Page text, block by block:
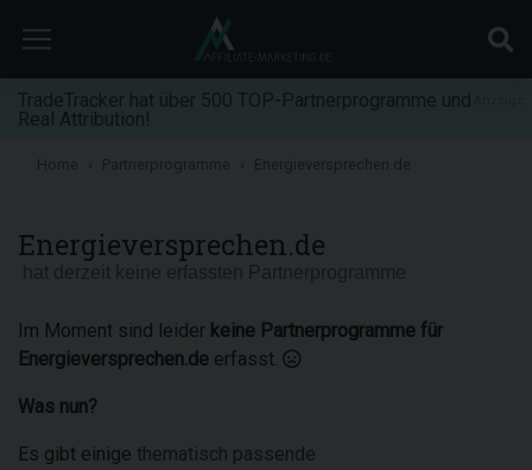
TradeTracker hat über 500 TOP-Partnerprogramme und
Real Attribution!
Home Partnerprogramme
Energieversprechen.de
Im Moment sind leider keine Partnerprogramme für
Energieversprechen.de erfasst.
Was nun?
Es gibt einige thematisch passende